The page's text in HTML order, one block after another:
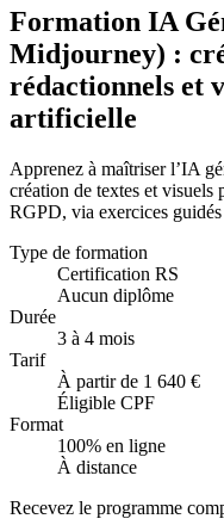
Formation IA
Midjourney) :
rédactionnels et
artificielle
Apprenez à maîtriser l’IA
création de textes et
RGPD, via exercices
Type de formation
Certification RS
Aucun diplôme
Durée
3 à 4 mois
Tarif
À partir de 1 640 €
Éligible CPF
Format
100% en ligne
À distance
Recevez le programme